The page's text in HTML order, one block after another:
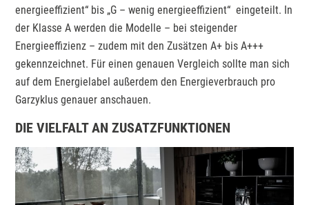
energieeffizient“ bis „G – wenig energieeffizient“ eingeteilt. In
der Klasse A werden die Modelle – bei steigender
Energieeffizienz – zudem mit den Zusätzen A+ bis A+++
gekennzeichnet. Für einen genauen Vergleich sollte man sich
auf dem Energielabel außerdem den Energieverbrauch pro
Garzyklus genauer anschauen.
DIE VIELFALT AN ZUSATZFUNKTIONEN